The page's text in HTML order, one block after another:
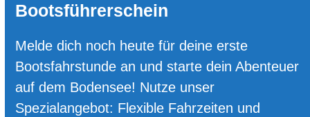
Bootsführerschein
Melde dich noch heute für deine erste
Bootsfahrstunde an und starte dein Abenteuer
auf dem Bodensee! Nutze unser
Spezialangebot: Flexible Fahrzeiten und